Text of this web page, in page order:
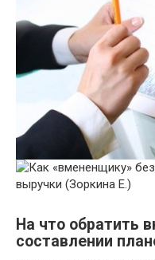
На что обратить
составлении